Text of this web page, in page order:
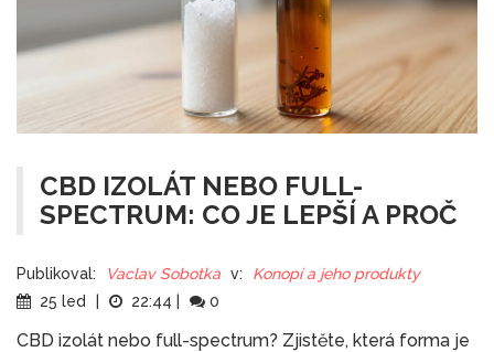
CBD IZOLÁT NEBO FULL-
SPECTRUM: CO JE LEPŠÍ A PROČ
Publikoval: Vaclav Sobotka v:
Konopí a jeho produkty
25 led
| 22:44 | 0
CBD izolát nebo full-spectrum? Zjistěte, která forma je